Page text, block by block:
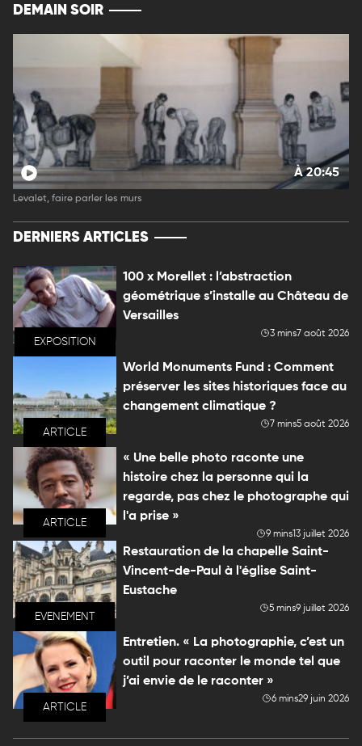
DEMAIN SOIR
À 20:45
Levalet, faire parler les murs
DERNIERS ARTICLES
EXPOSITION
100 x Morellet : l’abstraction
géométrique s’installe au Château de
Versailles
3 mins7 août 2026
ARTICLE
World Monuments Fund : Comment
préserver les sites historiques face au
changement climatique ?
7 mins5 août 2026
ARTICLE
« Une belle photo raconte une
histoire chez la personne qui la
regarde, pas chez le photographe qui
l'a prise »
9 mins13 juillet 2026
EVENEMENT
Restauration de la chapelle Saint-
Vincent-de-Paul à l'église Saint-
Eustache
5 mins9 juillet 2026
ARTICLE
Entretien. « La photographie, c’est un
outil pour raconter le monde tel que
j’ai envie de le raconter »
6 mins29 juin 2026